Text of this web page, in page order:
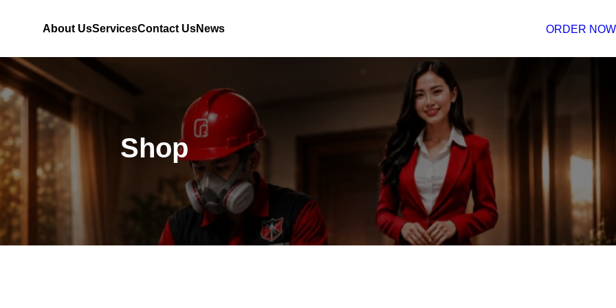
About UsServicesContact UsNews ORDER NOW
Shop